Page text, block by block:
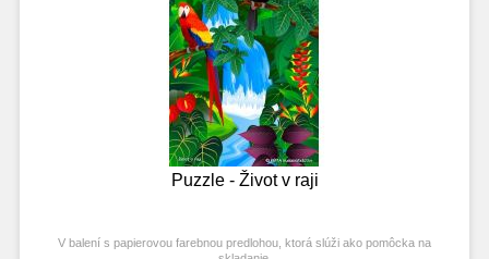
Puzzle - Život v raji
V balení s papierovou farebnou predlohou, ktorá slúži ako pomôcka na